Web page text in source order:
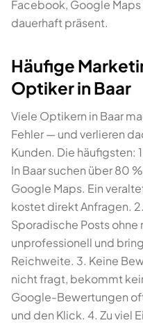
Facebook, Google
dauerhaft präsent.
Häufige
Optiker in Baar
Viele Optikern in Baar
Fehler — und verlieren
Kunden. Die häufigsten:
In Baar suchen über 80
Google Maps. Ein
kostet direkt Anfragen.
Sporadische Posts ohne
unprofessionell und
Reichweite. 3. Keine
nicht fragt, bekommt
Google-Bewertungen
und den Klick. 4. Zu viel